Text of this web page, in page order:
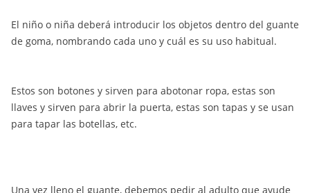
El niño o niña deberá introducir los objetos dentro del guante
de goma, nombrando cada uno y cuál es su uso habitual.
Estos son botones y sirven para abotonar ropa, estas son
llaves y sirven para abrir la puerta, estas son tapas y se usan
para tapar las botellas, etc.
Una vez lleno el guante, debemos pedir al adulto que ayude